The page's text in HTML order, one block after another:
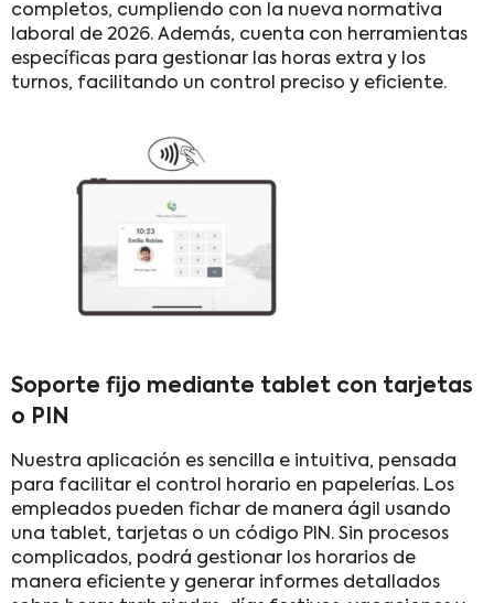
completos, cumpliendo con la nueva normativa
laboral de 2026. Además, cuenta con herramientas
específicas para gestionar las horas extra y los
turnos, facilitando un control preciso y eficiente.
Soporte fijo mediante tablet con tarjetas
o PIN
Nuestra aplicación es sencilla e intuitiva, pensada
para facilitar el control horario en papelerías. Los
empleados pueden fichar de manera ágil usando
una tablet, tarjetas o un código PIN. Sin procesos
complicados, podrá gestionar los horarios de
manera eficiente y generar informes detallados